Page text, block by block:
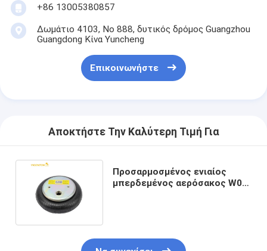
+86 13005380857
Δωμάτιο 4103, Νο 888, δυτικός δρόμος Guangzhou
Guangdong Κίνα Yuncheng
Επικοινωνήστε
Αποκτήστε Την Καλύτερη Τιμή Για
Προσαρμοσμένος ενιαίος
μπερδεμένος αερόσακος W01-